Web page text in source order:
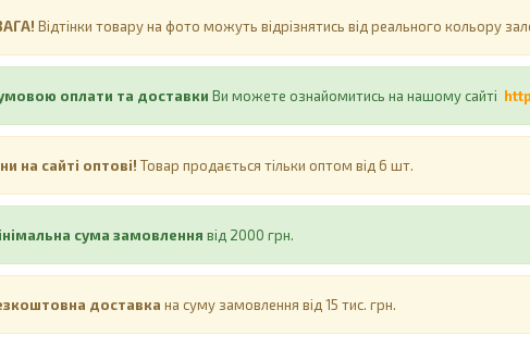
Відтінки товару на фото можуть відрізнятись від реального кольору
оплати та доставки Ви можете ознайомитись на нашому сайті
на сайті оптові! Товар продається тільки оптом від 6 шт.
сума замовлення від 2000 грн.
доставка на суму замовлення від 15 тис. грн.